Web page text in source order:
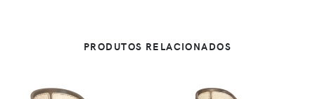
PRODUTOS RELACIONADOS